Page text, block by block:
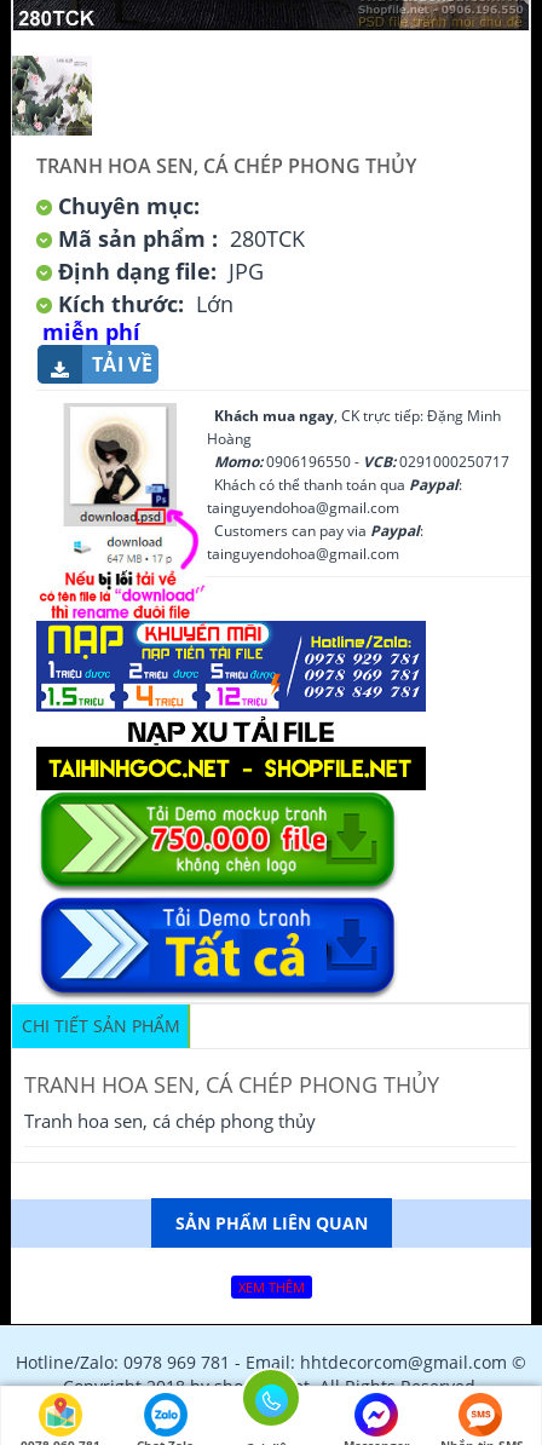
TRANH HOA SEN, CÁ CHÉP PHONG THỦY
Chuyên mục:
Mã sản phẩm : 280TCK
Định dạng file: JPG
Kích thước: Lớn
miễn phí
TẢI VỀ
Khách mua ngay, CK trực tiếp: Đặng Minh
Hoàng
Momo:0906196550 - VCB:0291000250717
Khách có thể thanh toán qua Paypal:
tainguyendohoa@gmail.com
Customers can pay via Paypal:
tainguyendohoa@gmail.com
CHI TIẾT SẢN PHẨM
TRANH HOA SEN, CÁ CHÉP PHONG THỦY
Tranh hoa sen, cá chép phong thủy
SẢN PHẨM LIÊN QUAN
XEM THÊM
Hotline/Zalo: 0978 969 781 - Email: hhtdecorcom@gmail.com ©
Copyright 2018 by shopfile.net. All Rights Reserved.